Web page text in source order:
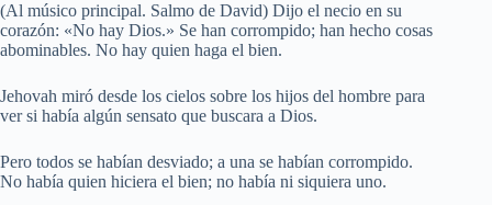
(Al músico principal. Salmo de David) Dijo el necio en su
corazón: «No hay Dios.» Se han corrompido; han hecho cosas
abominables. No hay quien haga el bien.
Jehovah miró desde los cielos sobre los hijos del hombre para
ver si había algún sensato que buscara a Dios.
Pero todos se habían desviado; a una se habían corrompido.
No había quien hiciera el bien; no había ni siquiera uno.